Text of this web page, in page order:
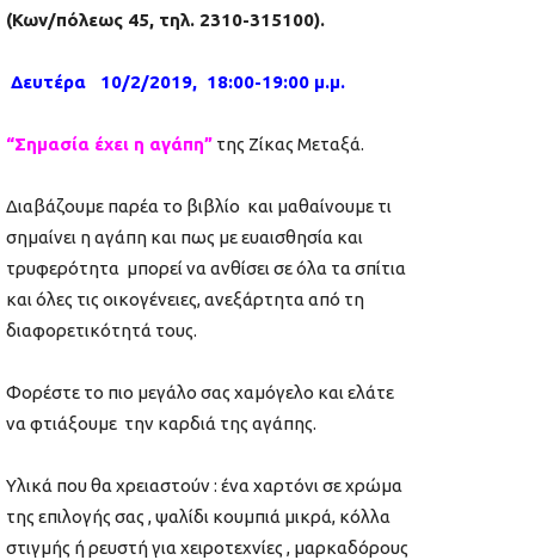
(Κων/πόλεως 45, τηλ. 2310-315100).
Δευτέρα 10/2/2019, 18:00-19:00 μ.μ.
“Σημασία έχει η αγάπη” της Ζίκας Μεταξά.
Διαβάζουμε παρέα το βιβλίο και μαθαίνουμε τι
σημαίνει η αγάπη και πως με ευαισθησία και
τρυφερότητα μπορεί να ανθίσει σε όλα τα σπίτια
και όλες τις οικογένειες, ανεξάρτητα από τη
διαφορετικότητά τους.
Φορέστε το πιο μεγάλο σας χαμόγελο και ελάτε
να φτιάξουμε την καρδιά της αγάπης.
Υλικά που θα χρειαστούν : ένα χαρτόνι σε χρώμα
της επιλογής σας , ψαλίδι κουμπιά μικρά, κόλλα
στιγμής ή ρευστή για χειροτεχνίες , μαρκαδόρους